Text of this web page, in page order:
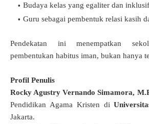
Budaya kelas yang egaliter dan
Guru sebagai pembentuk relasi kasih
Pendekatan ini menempatkan
pembentukan habitus iman, bukan hanya
Profil Penulis
Rocky Agustry Vernando Simamora,
Pendidikan Agama Kristen di
Jakarta.